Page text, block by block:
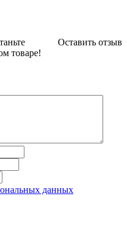
Оставить отзыв
товаре!
данных